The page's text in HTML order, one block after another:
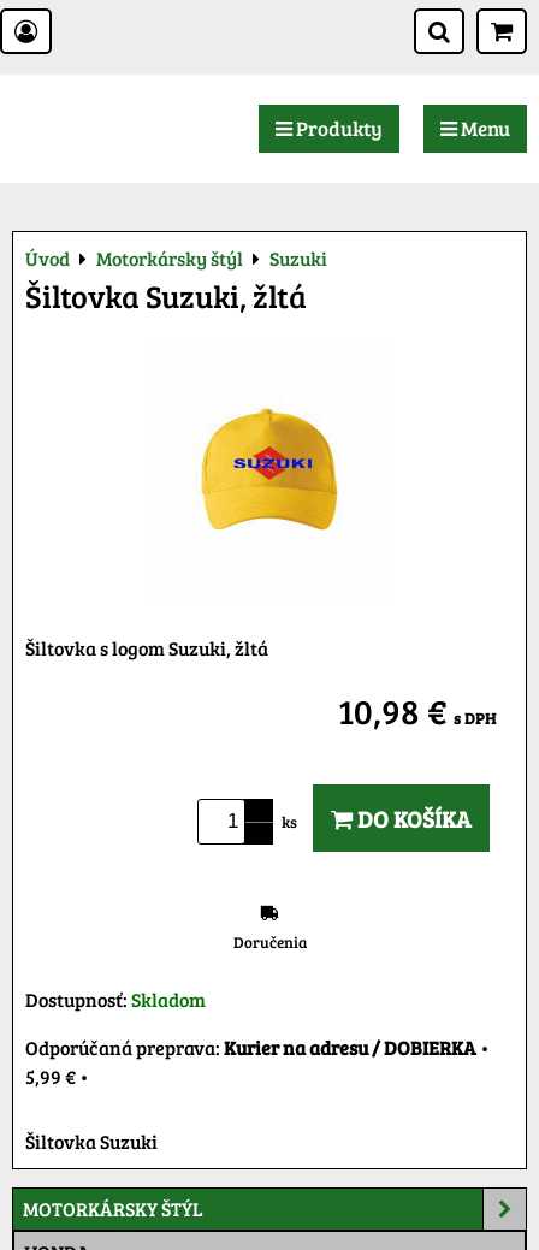
Produkty Menu
Úvod Motorkársky štýl Suzuki
Šiltovka Suzuki, žltá
Šiltovka s logom Suzuki, žltá
10,98 € s DPH
ks DO KOŠÍKA
Doručenia
Dostupnosť:Skladom
Kurier na adresu / DOBIERKA•
5,99 € •
Šiltovka Suzuki
MOTORKÁRSKY ŠTÝL